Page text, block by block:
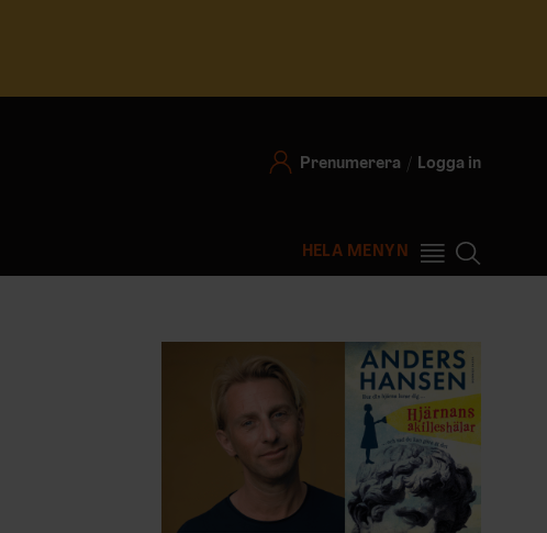
Prenumerera Logga in
HELA MENYN